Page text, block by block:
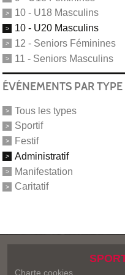
10 - U18 Masculins
10 - U20 Masculins
12 - Seniors Féminines
11 - Seniors Masculins
ÉVÉNEMENTS PAR TYPE
Tous les types
Sportif
Festif
Administratif
Manifestation
Caritatif
Charte cookies